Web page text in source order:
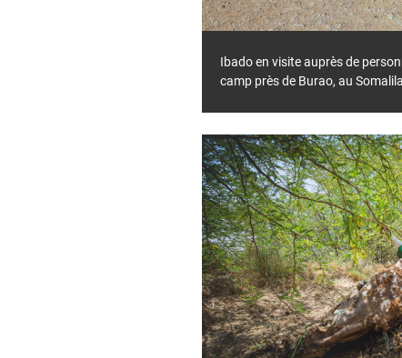
Ibado en visite auprès de
camp près de Burao, au